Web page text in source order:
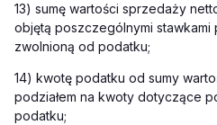
13) sumę wartości sprzedaży
objętą poszczególnymi
zwolnioną od podatku;
14) kwotę podatku od sumy
podziałem na kwoty dotyczące
podatku;